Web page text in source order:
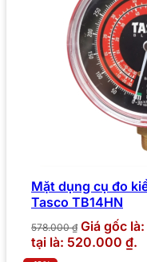
Mặt dụng cụ đo
Tasco TB14HN
578.000₫ Giá gốc
tại là: 520.000 ₫.